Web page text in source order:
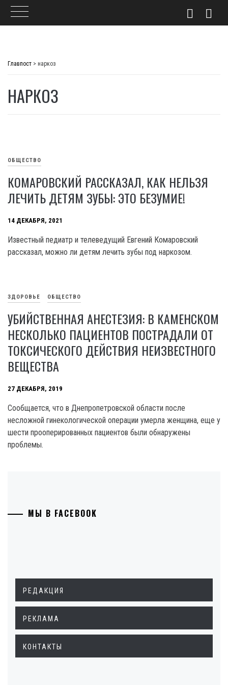
Главпост > наркоз
НАРКОЗ
ОБЩЕСТВО
КОМАРОВСКИЙ РАССКАЗАЛ, КАК НЕЛЬЗЯ
ЛЕЧИТЬ ДЕТЯМ ЗУБЫ: ЭТО БЕЗУМИЕ!
14 ДЕКАБРЯ, 2021
Известный педиатр и телеведущий Евгений Комаровский
рассказал, можно ли детям лечить зубы под наркозом.
ЗДОРОВЬЕ ОБЩЕСТВО
УБИЙСТВЕННАЯ АНЕСТЕЗИЯ: В КАМЕНСКОМ
НЕСКОЛЬКО ПАЦИЕНТОВ ПОСТРАДАЛИ ОТ
ТОКСИЧЕСКОГО ДЕЙСТВИЯ НЕИЗВЕСТНОГО
ВЕЩЕСТВА
27 ДЕКАБРЯ, 2019
Сообщается, что в Днепропетровской области после
несложной гинекологической операции умерла женщина, еще у
шести прооперированных пациентов были обнаружены
проблемы.
МЫ В FACEBOOK
РЕДАКЦИЯ
РЕКЛАМА
КОНТАКТЫ